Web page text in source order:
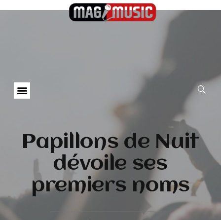
Papillons de Nuit
dévoile ses
premiers noms